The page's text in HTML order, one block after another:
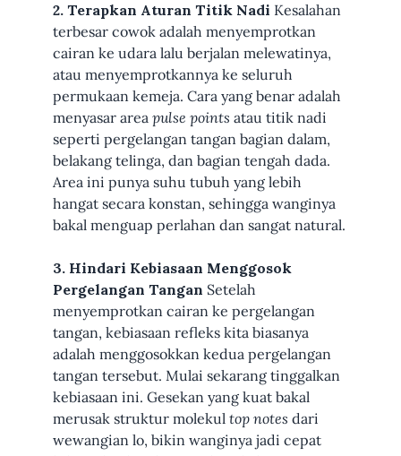
2. Terapkan Aturan Titik Nadi Kesalahan
terbesar cowok adalah menyemprotkan
cairan ke udara lalu berjalan melewatinya,
atau menyemprotkannya ke seluruh
permukaan kemeja. Cara yang benar adalah
menyasar area pulse points atau titik nadi
seperti pergelangan tangan bagian dalam,
belakang telinga, dan bagian tengah dada.
Area ini punya suhu tubuh yang lebih
hangat secara konstan, sehingga wanginya
bakal menguap perlahan dan sangat natural.
3. Hindari Kebiasaan Menggosok
Pergelangan Tangan Setelah
menyemprotkan cairan ke pergelangan
tangan, kebiasaan refleks kita biasanya
adalah menggosokkan kedua pergelangan
tangan tersebut. Mulai sekarang tinggalkan
kebiasaan ini. Gesekan yang kuat bakal
merusak struktur molekul top notes dari
wewangian lo, bikin wanginya jadi cepat